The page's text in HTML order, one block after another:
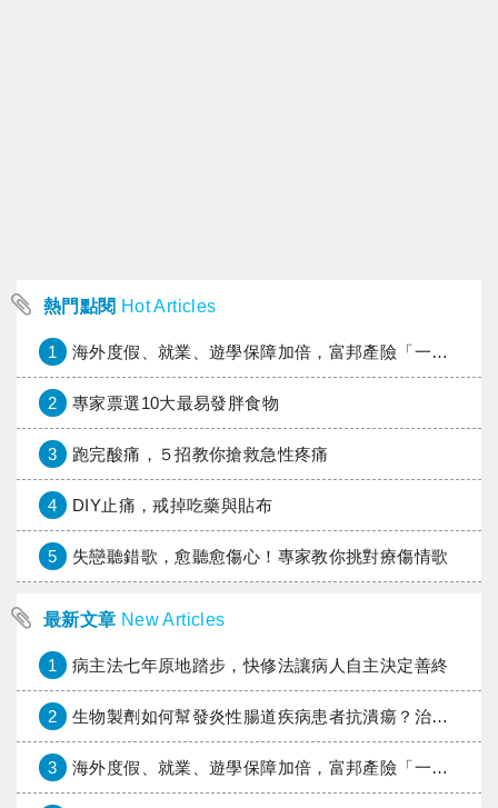
熱門點閱 Hot Articles
1 海外度假、就業、遊學保障加倍，富邦產險「一期逐夢」專案加碼遠距醫療與緊急救援
2 專家票選10大最易發胖食物
3 跑完酸痛，５招教你搶救急性疼痛
4 DIY止痛，戒掉吃藥與貼布
5 失戀聽錯歌，愈聽愈傷心！專家教你挑對療傷情歌
最新文章 New Articles
1 病主法七年原地踏步，快修法讓病人自主決定善終
2 生物製劑如何幫發炎性腸道疾病患者抗潰瘍？治療進展與健保給付困境一次看
3 海外度假、就業、遊學保障加倍，富邦產險「一期逐夢」專案加碼遠距醫療與緊急救援